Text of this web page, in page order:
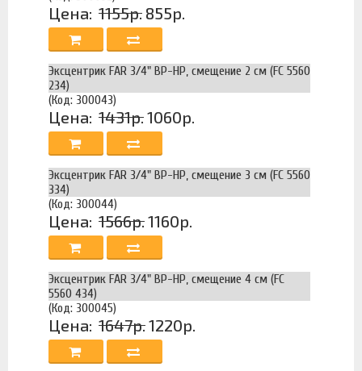
Цена: 1155р. 855р.
Эксцентрик FAR 3/4" ВР-НР, смещение 2 см (FC 5560
234)
(Код: 300043)
Цена: 1431р.1060р.
Эксцентрик FAR 3/4" ВР-НР, смещение 3 см (FC 5560
334)
(Код: 300044)
Цена: 1566р.1160р.
Эксцентрик FAR 3/4" ВР-НР, смещение 4 см (FC
5560 434)
(Код: 300045)
Цена: 1647р.1220р.